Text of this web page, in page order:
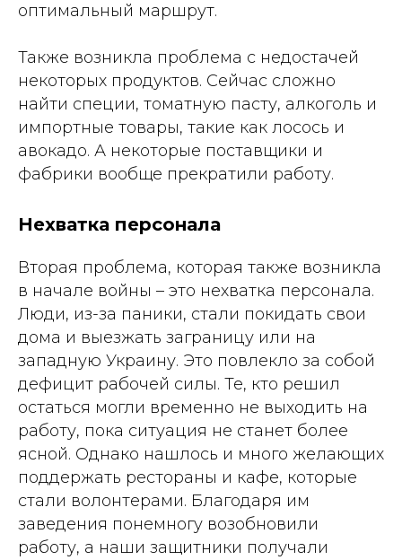
оптимальный маршрут.
Также возникла проблема с недостачей
некоторых продуктов. Сейчас сложно
найти специи, томатную пасту, алкоголь и
импортные товары, такие как лосось и
авокадо. А некоторые поставщики и
фабрики вообще прекратили работу.
Нехватка персонала
Вторая проблема, которая также возникла
в начале войны – это нехватка персонала.
Люди, из-за паники, стали покидать свои
дома и выезжать заграницу или на
западную Украину. Это повлекло за собой
дефицит рабочей силы. Те, кто решил
остаться могли временно не выходить на
работу, пока ситуация не станет более
ясной. Однако нашлось и много желающих
поддержать рестораны и кафе, которые
стали волонтерами. Благодаря им
заведения понемногу возобновили
работу, а наши защитники получали